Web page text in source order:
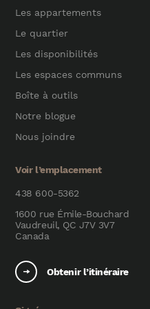
Les appartements
Le quartier
Les disponibilités
Les espaces communs
Boîte à outils
Notre blogue
Nous joindre
Voir l’emplacement
438 600-5362
1600 rue Émile-Bouchard
Vaudreuil, QC J7V 3V7
Canada
Obtenir l’itinéraire